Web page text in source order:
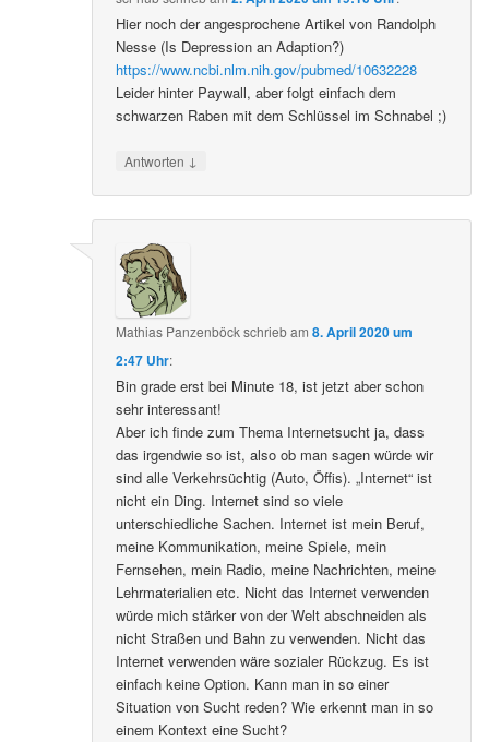
Hier noch der angesprochene Artikel von Randolph
Nesse (Is Depression an Adaption?)
https://www.ncbi.nlm.nih.gov/pubmed/10632228
Leider hinter Paywall, aber folgt einfach dem
schwarzen Raben mit dem Schlüssel im Schnabel ;)
Antworten ↓
Mathias Panzenböckschriebam8. April 2020 um
2:47 Uhr:
Bin grade erst bei Minute 18, ist jetzt aber schon
sehr interessant!
Aber ich finde zum Thema Internetsucht ja, dass
das irgendwie so ist, also ob man sagen würde wir
sind alle Verkehrsüchtig (Auto, Öffis). „Internet“ ist
nicht ein Ding. Internet sind so viele
unterschiedliche Sachen. Internet ist mein Beruf,
meine Kommunikation, meine Spiele, mein
Fernsehen, mein Radio, meine Nachrichten, meine
Lehrmaterialien etc. Nicht das Internet verwenden
würde mich stärker von der Welt abschneiden als
nicht Straßen und Bahn zu verwenden. Nicht das
Internet verwenden wäre sozialer Rückzug. Es ist
einfach keine Option. Kann man in so einer
Situation von Sucht reden? Wie erkennt man in so
einem Kontext eine Sucht?